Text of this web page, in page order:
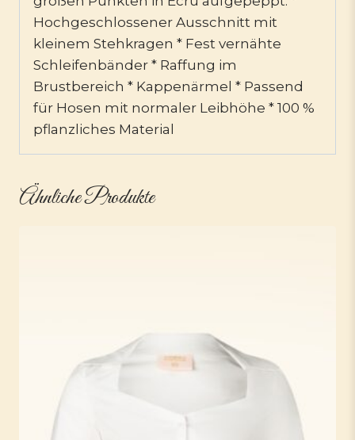
Hochgeschlossener Ausschnitt mit
kleinem Stehkragen * Fest vernähte
Schleifenbänder * Raffung im
Brustbereich * Kappenärmel * Passend
für Hosen mit normaler Leibhöhe * 100 %
pflanzliches Material
Ähnliche Produkte